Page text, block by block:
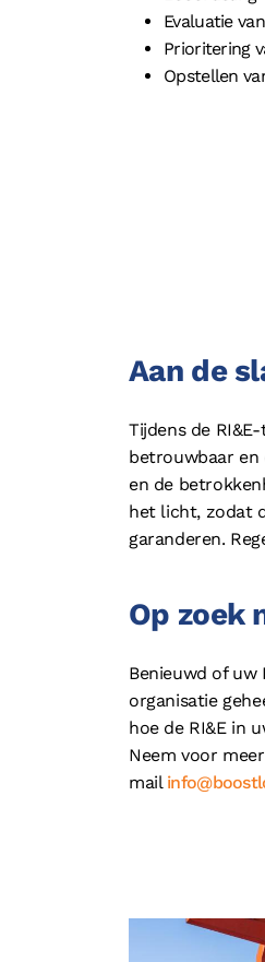
Evaluatie
Prioritering
Opstellen
Aan de
Tijdens de
betrouwbaar en
en de
het licht, zodat
garanderen.
Op zoek
Benieuwd of uw
organisatie
hoe de RI&E in
Neem voor
mail